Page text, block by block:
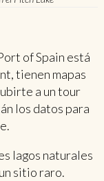
of Spain está
tienen mapas
a un tour
los datos para
lagos naturales
sitio raro.